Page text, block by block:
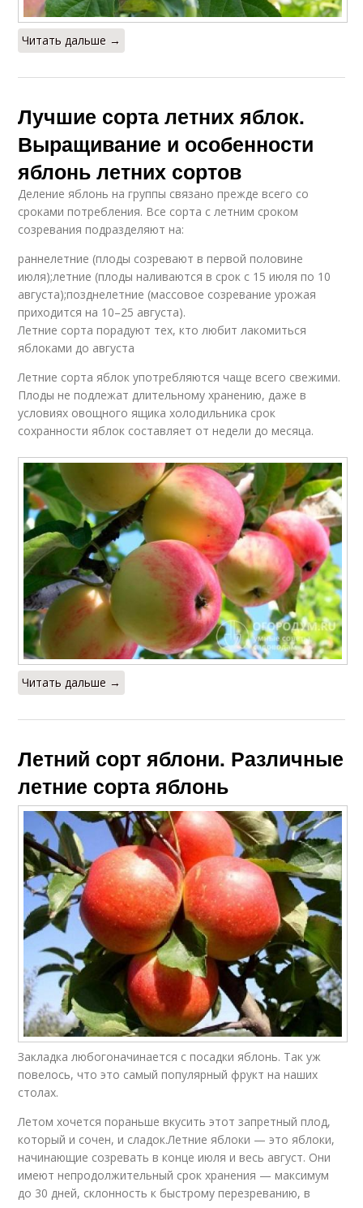
Читать дальше →
Лучшие сорта летних яблок.
Выращивание и особенности
яблонь летних сортов
Деление яблонь на группы связано прежде всего со
сроками потребления. Все сорта с летним сроком
созревания подразделяют на:
раннелетние (плоды созревают в первой половине
июля);летние (плоды наливаются в срок с 15 июля по 10
августа);позднелетние (массовое созревание урожая
приходится на 10–25 августа).
Летние сорта порадуют тех, кто любит лакомиться
яблоками до августа
Летние сорта яблок употребляются чаще всего свежими.
Плоды не подлежат длительному хранению, даже в
условиях овощного ящика холодильника срок
сохранности яблок составляет от недели до месяца.
Читать дальше →
Летний сорт яблони. Различные
летние сорта яблонь
Закладка любогоначинается с посадки яблонь. Так уж
повелось, что это самый популярный фрукт на наших
столах.
Летом хочется пораньше вкусить этот запретный плод,
который и сочен, и сладок.Летние яблоки — это яблоки,
начинающие созревать в конце июля и весь август. Они
имеют непродолжительный срок хранения — максимум
до 30 дней, склонность к быстрому перезреванию, в